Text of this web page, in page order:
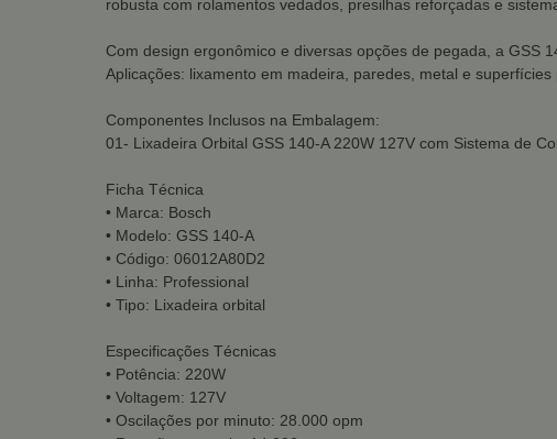
robusta com rolamentos vedados, presilhas reforçadas e
Com design ergonômico e diversas opções de pegada, a GSS
Aplicações: lixamento em madeira, paredes, metal e superfícies
Componentes Inclusos na Embalagem:
01- Lixadeira Orbital GSS 140-A 220W 127V com Sistema de
Ficha Técnica
• Marca: Bosch
• Modelo: GSS 140-A
• Código: 06012A80D2
• Linha: Professional
• Tipo: Lixadeira orbital
Especificações Técnicas
• Potência: 220W
• Voltagem: 127V
• Oscilações por minuto: 28.000 opm